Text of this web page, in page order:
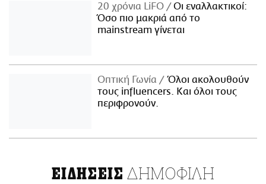
20 χρόνια LiFO
Οι εναλλακτικοί:
Όσο πιο μακριά από το
mainstream γίνεται
Οπτική Γωνία
Όλοι ακολουθούν
τους influencers. Και όλοι τους
περιφρονούν.
ΕΙΔΗΣΕΙΣ ΔΗΜΟΦΙΛΗ